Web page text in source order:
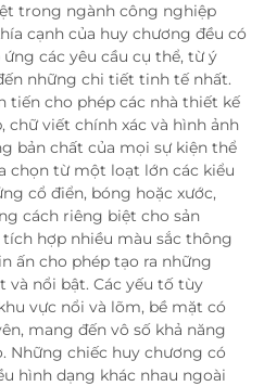
trong ngành công nghiệp
cạnh của huy chương đều có
các yêu cầu cụ thể, từ ý
những chi tiết tinh tế nhất.
tiến cho phép các nhà thiết kế
chữ viết chính xác và hình ảnh
bản chất của mọi sự kiện thể
chọn từ một loạt lớn các kiểu
cổ điển, bóng hoặc xước,
cách riêng biệt cho sản
hợp nhiều màu sắc thông
ấn cho phép tạo ra những
nổi bật. Các yếu tố tùy
vực nổi và lõm, bề mặt có
mang đến vô số khả năng
Những chiếc huy chương có
hình dạng khác nhau ngoài